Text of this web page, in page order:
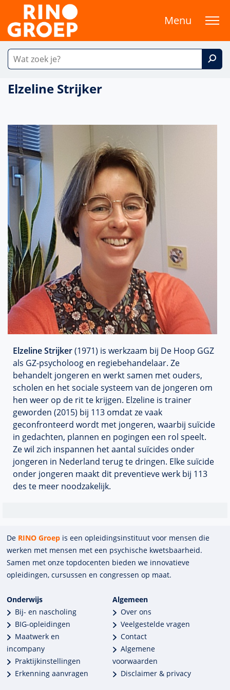
Menu
Elzeline Strijker
Elzeline Strijker(1971) is werkzaam bij De Hoop GGZ
als GZ-psycholoog en regiebehandelaar. Ze
behandelt jongeren en werkt samen met ouders,
scholen en het sociale systeem van de jongeren om
hen weer op de rit te krijgen. Elzeline is trainer
geworden (2015) bij 113 omdat ze vaak
geconfronteerd wordt met jongeren, waarbij suïcide
in gedachten, plannen en pogingen een rol speelt.
Ze wil zich inspannen het aantal suïcides onder
jongeren in Nederland terug te dringen. Elke suïcide
onder jongeren maakt dit preventieve werk bij 113
des te meer noodzakelijk.
De RINO Groep is een opleidings­insti­tuut voor mensen die
werken met mensen met een psychische kwets­baar­heid.
Samen met onze top­docenten bieden we innova­tieve
opleidingen, cursussen en congres­sen op maat.
Onderwijs
Bij- en nascholing
BIG-opleidingen
Maatwerk en
incompany
Praktijkinstellingen
Erkenning aanvragen
Algemeen
Over ons
Veelgestelde vragen
Contact
Algemene
voorwaarden
Disclaimer & privacy